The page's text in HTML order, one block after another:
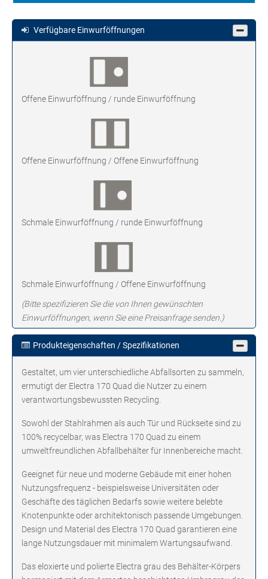
Verfügbare Einwurföffnungen
Offene Einwurföffnung / runde Einwurföffnung
Offene Einwurföffnung / Offene Einwurföffnung
Schmale Einwurföffnung / runde Einwurföffnung
Schmale Einwurföffnung / Offene Einwurföffnung
(Bitte spezifizieren Sie die von Ihnen gewünschten
Einwurföffnungen, wenn Sie eine Preisanfrage senden.)
Produkteigenschaften / Spezifikationen
Gestaltet, um vier unterschiedliche Abfallsorten zu sammeln,
ermutigt der Electra 170 Quad die Nutzer zu einem
verantwortungsbewussten Recycling.
Sowohl der Stahlrahmen als auch Tür und Rückseite sind zu
100% recycelbar, was Electra 170 Quad zu einem
umweltfreundlichen Abfallbehälter für Innenbereiche macht.
Geeignet für neue und moderne Gebäude mit einer hohen
Nutzungsfrequenz - beispielsweise Universitäten oder
Geschäfte des täglichen Bedarfs sowie weitere belebte
Knotenpunkte oder architektonisch passende Umgebungen.
Design und Material des Electra 170 Quad garantieren eine
lange Nutzungsdauer mit minimalem Wartungsaufwand.
Das eloxierte und polierte Electra grau des Behälter-Körpers